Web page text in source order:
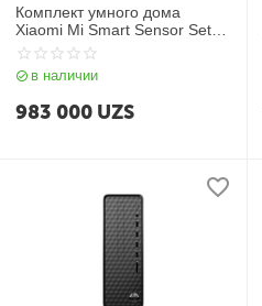
Комплект умного дома
Xiaomi Mi Smart Sensor Set
(SKU:YTC4035GL)ZHTZ05LM
в наличии
983 000 UZS